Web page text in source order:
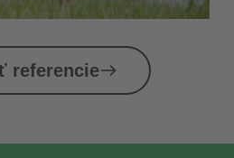
referencie